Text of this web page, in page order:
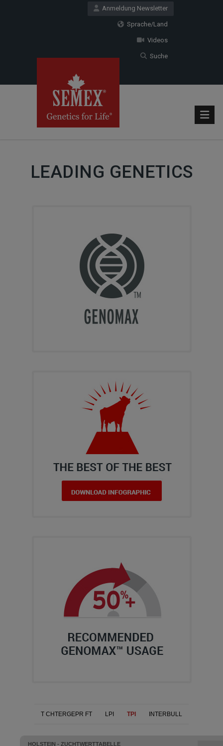
Anmeldung Newsletter
Sprache/Land
Videos
Suche
LEADING GENETICS